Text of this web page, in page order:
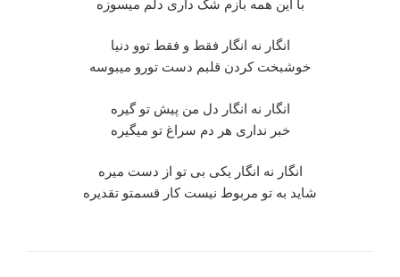
با این همه بازم شک داری دلم میسوزه
انگار نه انگار فقط و فقط توو دنیا
خوشبخت کردن قلبم دست تورو میبوسه
انگار نه انگار دل من پیش تو گیره
خبر نداری هر دم سراغ تو میگیره
انگار نه انگار یکی بی تو از دست میره
شاید به تو مربوط نیست کار قسمتو تقدیره